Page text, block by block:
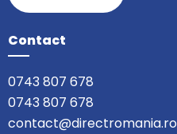
Contact
0743 807 678
0743 807 678
contact@directromania.ro